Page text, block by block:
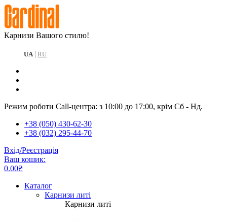
Карнизи Вашого стилю!
UA | RU
Режим роботи Call-центра: з 10:00 до 17:00, крім Сб - Нд.
+38 (050) 430-62-30
+38 (032) 295-44-70
Вхід/Реєстрація
Ваш кошик:
0.00₴
Каталог
Карнизи литі
Карнизи литі